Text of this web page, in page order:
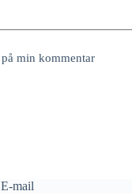
min kommentar
E-mail